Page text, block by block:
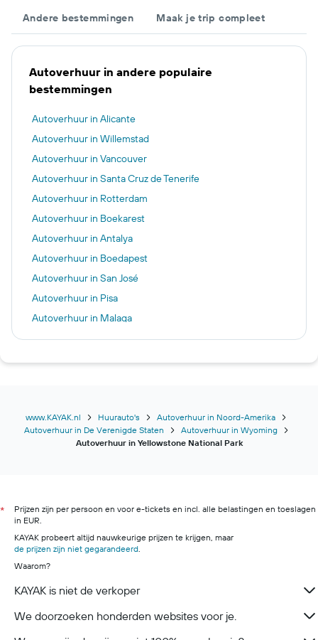
Andere bestemmingen Maak je trip compleet
Autoverhuur in andere populaire
bestemmingen
Autoverhuur in Alicante
Autoverhuur in Willemstad
Autoverhuur in Vancouver
Autoverhuur in Santa Cruz de Tenerife
Autoverhuur in Rotterdam
Autoverhuur in Boekarest
Autoverhuur in Antalya
Autoverhuur in Boedapest
Autoverhuur in San José
Autoverhuur in Pisa
Autoverhuur in Malaga
Autoverhuur in Piraeus
Autoverhuur in Lissabon
Autoverhuur in Miami
Autoverhuur in Helsinki
www.KAYAK.nl Huurauto's
Autoverhuur in Noord-Amerika
Autoverhuur in De Verenigde Staten
Autoverhuur in Wyoming
Autoverhuur in Yellowstone National Park
*
Prijzen zijn per persoon en voor e-tickets en incl. alle belastingen en toeslagen
in EUR.
KAYAK probeert altijd nauwkeurige prijzen te krijgen, maar
de prijzen zijn niet gegarandeerd.
Waarom?
KAYAK is niet de verkoper
We doorzoeken honderden websites voor je.